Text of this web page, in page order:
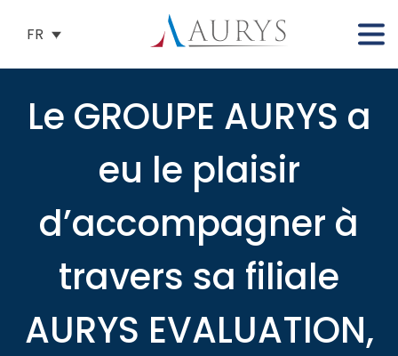
FR
Le GROUPE AURYS a
eu le plaisir
d’accompagner à
travers sa filiale
AURYS EVALUATION,